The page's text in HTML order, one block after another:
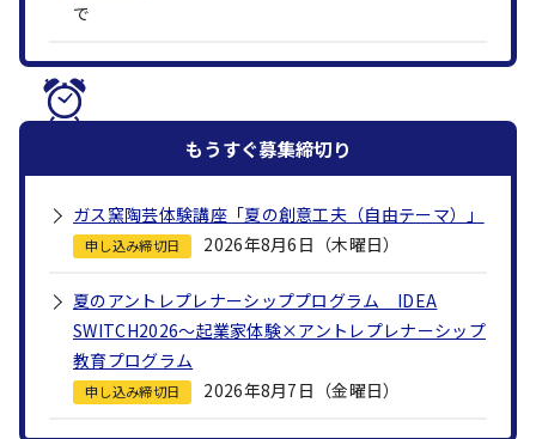
で
もうすぐ募集締切り
ガス窯陶芸体験講座「夏の創意工夫（自由テーマ）」
申し込み締切日 2026年8月6日（木曜日）
夏のアントレプレナーシッププログラム IDEA
SWITCH2026～起業家体験×アントレプレナーシップ
教育プログラム
申し込み締切日 2026年8月7日（金曜日）